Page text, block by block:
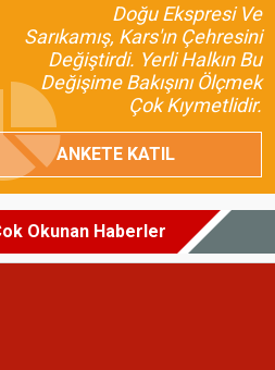
Doğu Ekspresi Ve
Sarıkamış, Kars'ın Çehresini
Değiştirdi. Yerli Halkın Bu
Değişime Bakışını Ölçmek
Çok Kıymetlidir.
ANKETE KATIL
Okunan Haberler